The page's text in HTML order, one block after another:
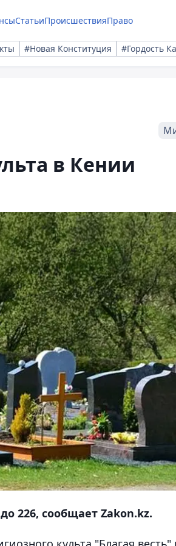
СтатьиПроисшествияПраво
#Новая Конституция #Гордость
в Кении
226, сообщает Zakon.kz.